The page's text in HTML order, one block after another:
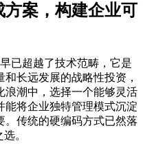
案，构建企业可
已超越了技术范畴，它是
长远发展的战略性投资，
浪潮中，选择一个能够灵活
能将企业独特管理模式沉淀
。传统的硬编码方式已然落
。